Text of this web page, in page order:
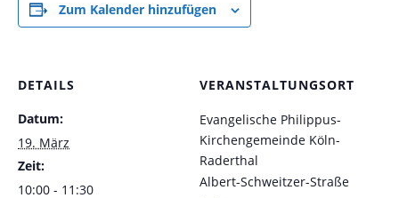
Zum Kalender hinzufügen
DETAILS
Datum:
19. März
Zeit:
10:00 - 11:30
VERANSTALTUNGSORT
Evangelische Philippus-
Kirchengemeinde Köln-
Raderthal
Albert-Schweitzer-Straße